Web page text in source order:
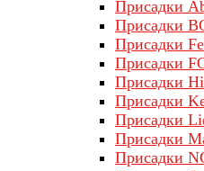
Присадки
Присадки
Присадки
Присадки
Присадки
Присадки
Присадки
Присадки
Присадки